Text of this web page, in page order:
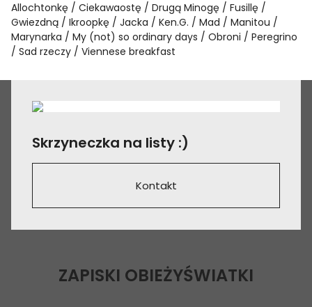
Allochtonkę Ciekawaostę Drugą Minogę
Fusillę
Gwiezdną
Ikroopkę Jacka Ken.G. Mad
Manitou
Marynarka
My (not) so ordinary days Obroni
Peregrino
Sad rzeczy
Viennese breakfast
Skrzyneczka na listy :)
Kontakt
ZAPISKI OBIEŻYŚWIATKI